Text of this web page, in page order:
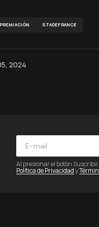
PREMIACIÓN STADEFRANCE
2024
Al presionar el botón
Política de Privacidady